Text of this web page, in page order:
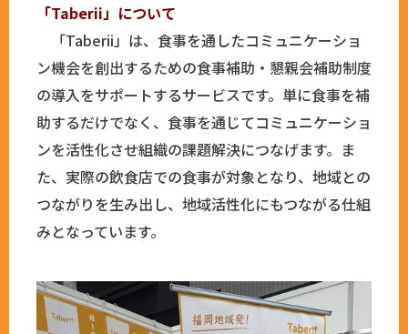
「Taberii」について
「Taberii」は、食事を通したコミュニケーショ
ン機会を創出するための食事補助・懇親会補助制度
の導入をサポートするサービスです。単に食事を補
助するだけでなく、食事を通じてコミュニケーショ
ンを活性化させ組織の課題解決につなげます。ま
た、実際の飲食店での食事が対象となり、地域との
つながりを生み出し、地域活性化にもつながる仕組
みとなっています。